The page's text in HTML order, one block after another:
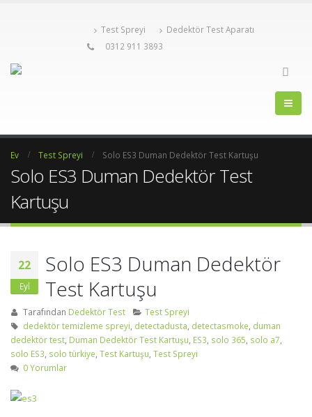
Test Spreyi
Dedektör Test Aparatı
0312 911 3893
Ev Test Spreyi Solo ES3 Duman Dedektör Test Kartuşu
Solo ES3 Duman Dedektör Test
Kartuşu
22
Eyl
Solo ES3 Duman Dedektör
Test Kartuşu
Tarafından Dedektör Test
Test Spreyi
dedektör temizleme spreyi detectadusta detectasmoke duman
dedektör test Duman Dedektör Test Kartuşu ES3 solo 365 solo a7
solo ES3 solo türkiye Test Kartuşu Test Spreyi
0 Yorumlar